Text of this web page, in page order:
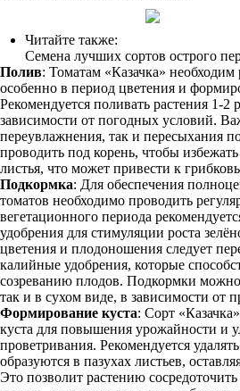
Читайте также:
Семена лучших сортов острого
Полив: Томатам «Казачка»
особенно в период цветения и
Рекомендуется поливать растения 1-2
зависимости от погодных условий.
переувлажнения, так и пересыхания
проводить под корень, чтобы
листья, что может привести к
Подкормка: Для обеспечения
томатов необходимо проводить
вегетационного периода
удобрения для стимуляции роста
цветения и плодоношения следует
калийные удобрения, которые
созреванию плодов. Подкормки
так и в сухом виде, в зависимости от
Формирование куста: Сорт
куста для повышения урожайности и
проветривания. Рекомендуется
образуются в пазухах листьев,
Это позволит растению